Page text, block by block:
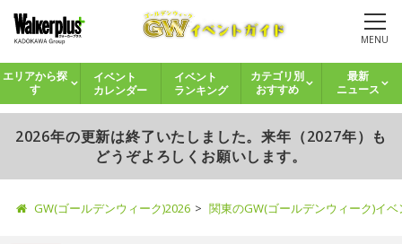
MENU
エリアから探
す
イベント
カレンダー
イベント
ランキング
カテゴリ別
おすすめ
最新
ニュース
2026年の更新は終了いたしました。来年（2027年）も
どうぞよろしくお願いします。
GW(ゴールデンウィーク)2026 関東のGW(ゴールデンウィーク)イ